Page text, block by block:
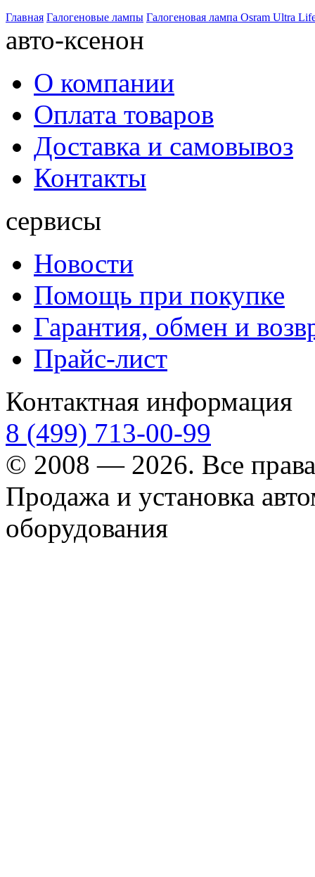
Главная Галогеновые лампы Галогеновая лампа Osram Ultra
авто-ксенон
О компании
Оплата товаров
Доставка и самовывоз
Контакты
сервисы
Новости
Помощь при покупке
Гарантия, обмен и
Прайс-лист
Контактная информация
8 (499) 713-00-99
© 2008 — 2026. Все
Продажа и установка
оборудования